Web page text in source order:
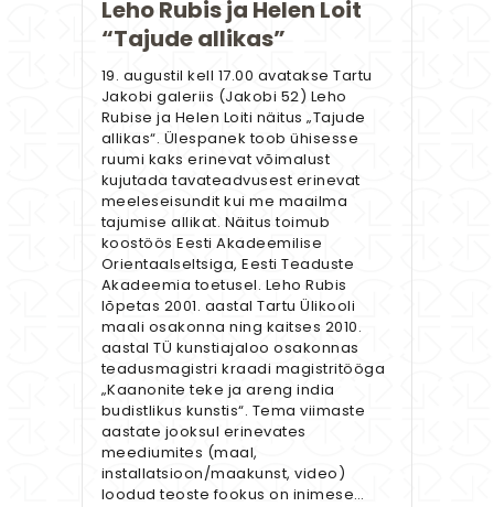
Leho Rubis ja Helen Loit
“Tajude allikas”
19. augustil kell 17.00 avatakse Tartu
Jakobi galeriis (Jakobi 52) Leho
Rubise ja Helen Loiti näitus „Tajude
allikas“. Ülespanek toob ühisesse
ruumi kaks erinevat võimalust
kujutada tavateadvusest erinevat
meeleseisundit kui me maailma
tajumise allikat. Näitus toimub
koostöös Eesti Akadeemilise
Orientaalseltsiga, Eesti Teaduste
Akadeemia toetusel. Leho Rubis
lõpetas 2001. aastal Tartu Ülikooli
maali osakonna ning kaitses 2010.
aastal TÜ kunstiajaloo osakonnas
teadusmagistri kraadi magistritööga
„Kaanonite teke ja areng india
budistlikus kunstis“. Tema viimaste
aastate jooksul erinevates
meediumites (maal,
installatsioon/maakunst, video)
loodud teoste fookus on inimese…